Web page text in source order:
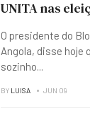
UNITA nas
O presidente do
Angola, disse hoje
sozinho...
BY LUISA JUN 09